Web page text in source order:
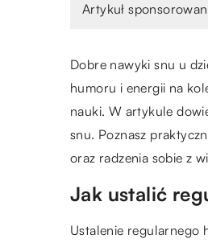
Artykuł
Dobre nawyki snu u
humoru i energii na
nauki. W artykule
snu. Poznasz
oraz radzenia sobie z
Jak ustalić
Ustalenie regularnego